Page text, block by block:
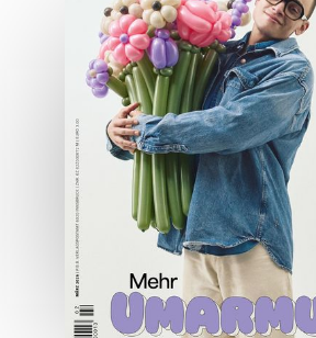
Wirtschaftsausgabe
JETZT BESTELLEN
ONLINE LESEN